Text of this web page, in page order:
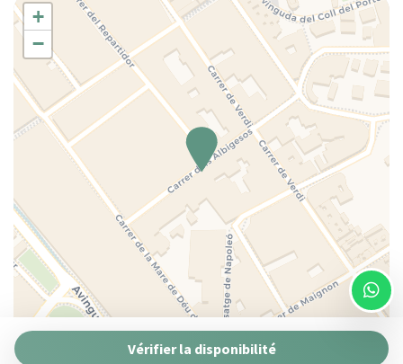
Cuisinière
Douche
Eau chaude
Entrée privée
Espace extérieur
Famille
Fenêtres dans la chambre
Fer à repasser
Four à microondes
Frigo
Garde-manger
Internet haut débit
+
−
Leaflet | ©OpenStreetMap
Vérifier la disponibilité